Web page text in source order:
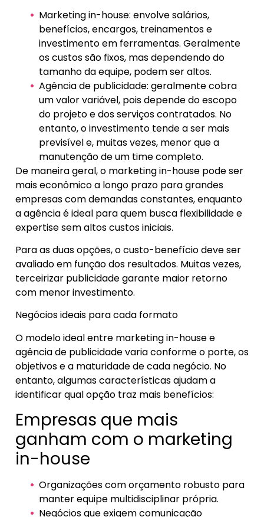
Marketing in-house: envolve salários,
benefícios, encargos, treinamentos e
investimento em ferramentas. Geralmente
os custos são fixos, mas dependendo do
tamanho da equipe, podem ser altos.
Agência de publicidade: geralmente cobra
um valor variável, pois depende do escopo
do projeto e dos serviços contratados. No
entanto, o investimento tende a ser mais
previsível e, muitas vezes, menor que a
manutenção de um time completo.
De maneira geral, o marketing in-house pode ser
mais econômico a longo prazo para grandes
empresas com demandas constantes, enquanto
a agência é ideal para quem busca flexibilidade e
expertise sem altos custos iniciais.
Para as duas opções, o custo-benefício deve ser
avaliado em função dos resultados. Muitas vezes,
terceirizar publicidade garante maior retorno
com menor investimento.
Negócios ideais para cada formato
O modelo ideal entre marketing in-house e
agência de publicidade varia conforme o porte, os
objetivos e a maturidade de cada negócio. No
entanto, algumas características ajudam a
identificar qual opção traz mais benefícios:
Empresas que mais
ganham com o marketing
in-house
Organizações com orçamento robusto para
manter equipe multidisciplinar própria.
Negócios que exigem comunicação